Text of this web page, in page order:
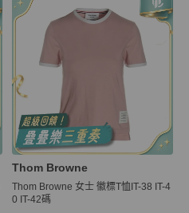
Thom Browne
Thom Browne 女士 徽標T恤IT-38 IT-4
0 IT-42碼